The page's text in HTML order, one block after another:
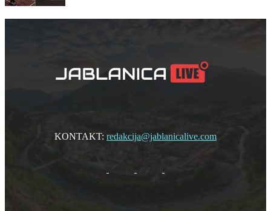
KONTAKT: redakcija@jablanicalive.com